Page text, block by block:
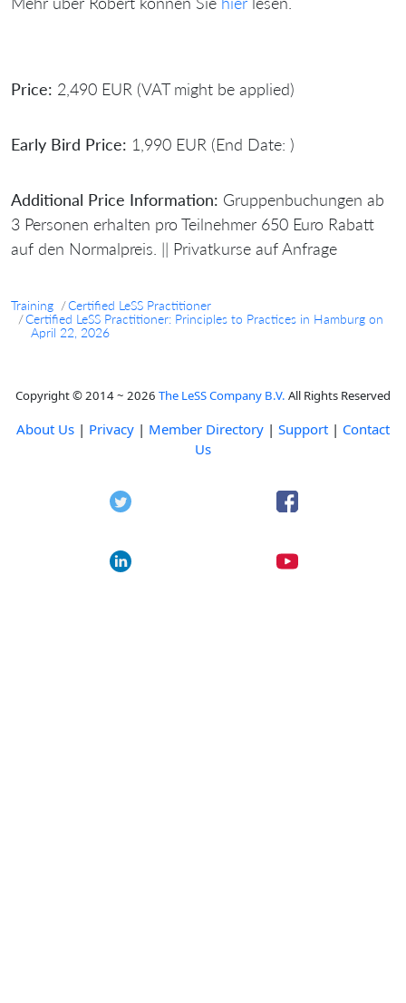
Price: 2,490 EUR (VAT might be applied)
Early Bird Price: 1,990 EUR (End Date: )
Additional Price Information: Gruppenbuchungen ab
3 Personen erhalten pro Teilnehmer 650 Euro Rabatt
auf den Normalpreis. || Privatkurse auf Anfrage
Training
Certified LeSS Practitioner
Certified LeSS Practitioner: Principles to Practices in Hamburg on
April 22, 2026
Copyright © 2014 ~ 2026 The LeSS Company B.V. All Rights Reserved
About Us | Privacy | Member Directory | Support | Contact
Us